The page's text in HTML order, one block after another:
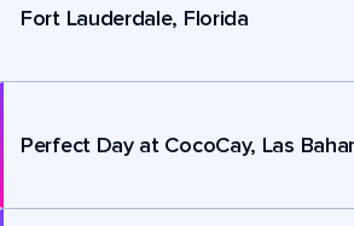
Fort Lauderdale, Florida
Perfect Day at CocoCay, Las